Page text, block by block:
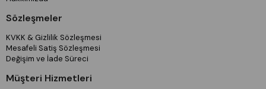
Sözleşmeler
KVKK & Gizlilik Sözleşmesi
Mesafeli Satiş Sözleşmesi
Değişim ve İade Süreci
Müşteri Hizmetleri